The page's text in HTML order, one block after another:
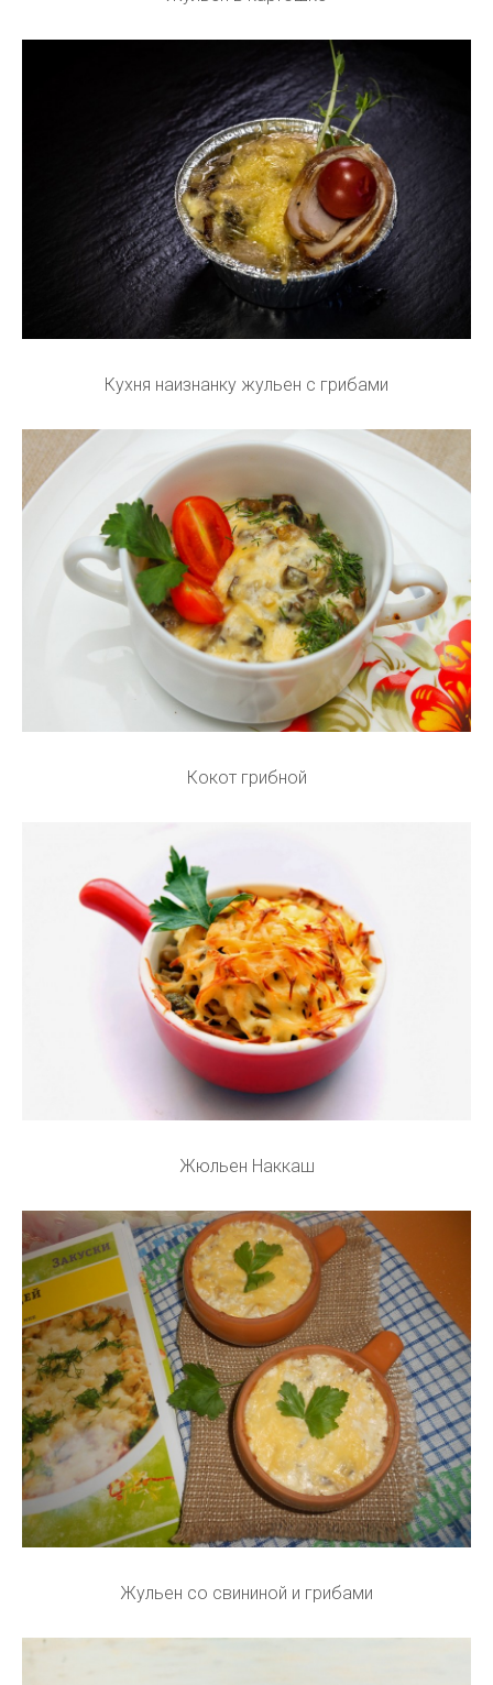
Кухня наизнанку жульен с грибами
Кокот грибной
Жюльен Наккаш
Жульен со свининой и грибами